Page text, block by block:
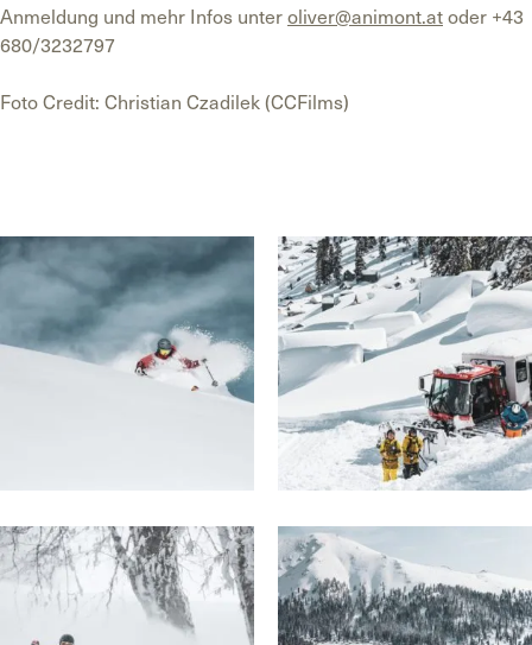
Anmeldung und mehr Infos unteroliver@animont.atoder +43
680/3232797
Foto Credit: Christian Czadilek (CCFilms)